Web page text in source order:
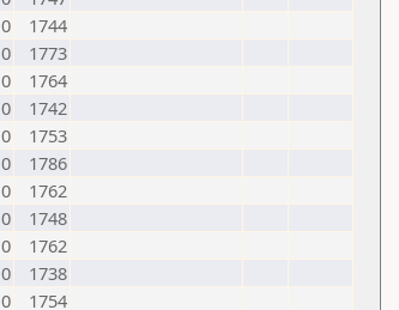
0
1744
0
1773
0
1764
0
1742
0
1753
0
1786
0
1762
0
1748
0
1762
0
1738
0
1754